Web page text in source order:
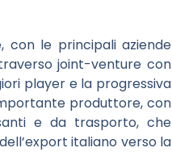
con le principali aziende
joint-venture con
player e la progressiva
produttore, con
e da trasporto, che
italiano verso la